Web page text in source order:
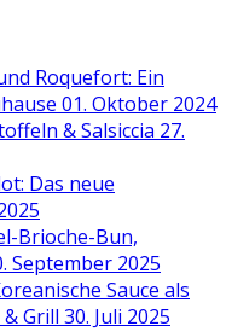
Roquefort: Ein
01. Oktober 2024
& Salsiccia 27.
Das neue
Brioche-Bun,
September 2025
Sauce als
Grill 30. Juli 2025